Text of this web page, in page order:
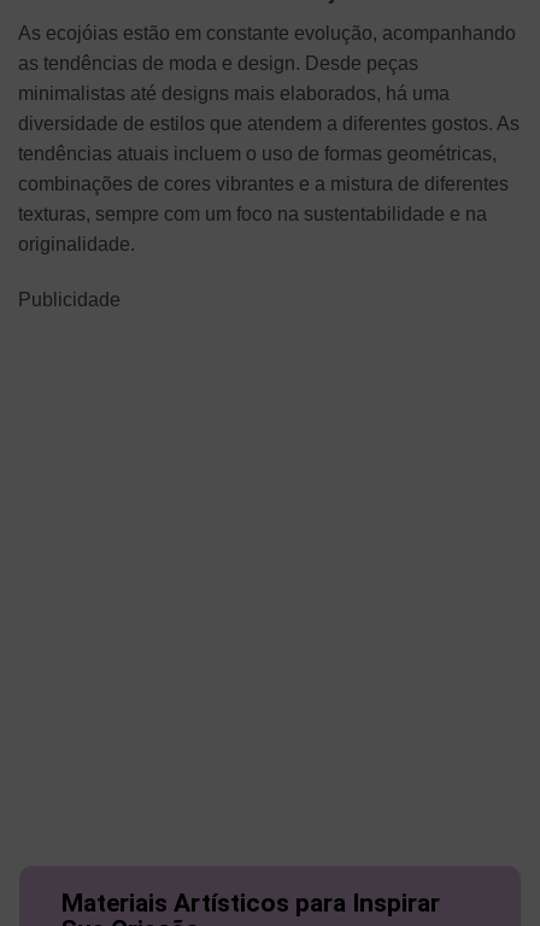
As ecojóias estão em constante evolução, acompanhando
as tendências de moda e design. Desde peças
minimalistas até designs mais elaborados, há uma
diversidade de estilos que atendem a diferentes gostos. As
tendências atuais incluem o uso de formas geométricas,
combinações de cores vibrantes e a mistura de diferentes
texturas, sempre com um foco na sustentabilidade e na
originalidade.
Publicidade
Materiais Artísticos para Inspirar